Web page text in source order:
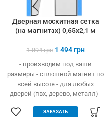
Дверная москитная сетка
(на магнитах) 0,65х2,1 м
1 894грн 1 494грн
- производим под ваши
размеры - сплошной магнит по
всей высоте - для любых
дверей (пвх, дерево, металл) -
инструмента - защита от
ЗАКАЗАТЬ